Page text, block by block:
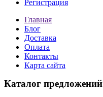
Регистрация
Главная
Блог
Доставка
Оплата
Контакты
Карта сайта
Каталог предложений